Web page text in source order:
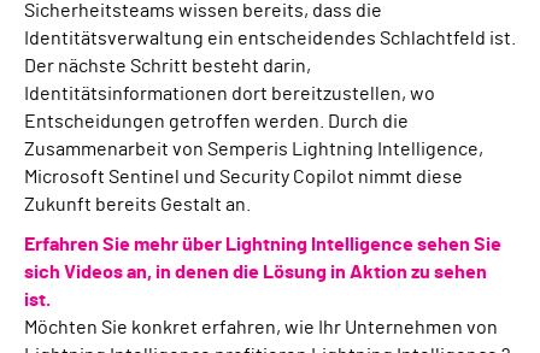
Sicherheitsteams wissen bereits, dass die
Identitätsverwaltung ein entscheidendes Schlachtfeld ist.
Der nächste Schritt besteht darin,
Identitätsinformationen dort bereitzustellen, wo
Entscheidungen getroffen werden. Durch die
Zusammenarbeit von Semperis Lightning Intelligence,
Microsoft Sentinel und Security Copilot nimmt diese
Zukunft bereits Gestalt an.
Erfahren Sie mehr über Lightning Intelligence sehen Sie
sich Videos an, in denen die Lösung in Aktion zu sehen
ist.
Möchten Sie konkret erfahren, wie Ihr Unternehmen von